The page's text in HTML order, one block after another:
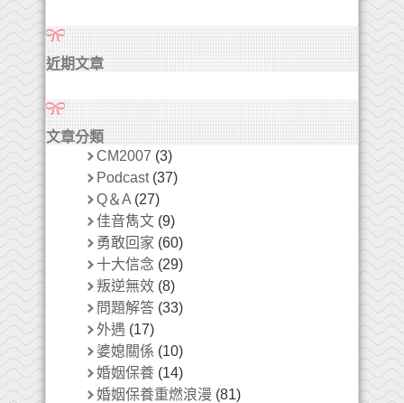
近期文章
文章分類
CM2007 (3)
Podcast(37)
Q＆A (27)
佳音雋文 (9)
勇敢回家 (60)
十大信念 (29)
叛逆無效 (8)
問題解答 (33)
外遇 (17)
婆媳關係 (10)
婚姻保養 (14)
婚姻保養重燃浪漫 (81)